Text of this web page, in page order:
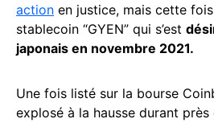
action en justice, mais cette
stablecoin “GYEN” qui s’est
japonais en novembre 2021.
Une fois listé sur la bourse
explosé à la hausse durant près